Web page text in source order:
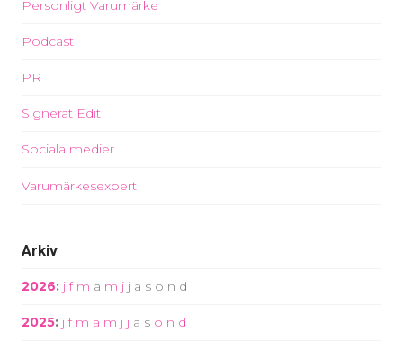
Personligt Varumärke
Podcast
PR
Signerat Edit
Sociala medier
Varumärkesexpert
Arkiv
2026: j f m a m j j a s o n d
2025: j f m a m j j a s o n d